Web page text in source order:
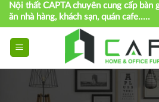
Skip
content
Nội thất CAPTA chuyên cung cấp bàn
ăn nhà hàng, khách sạn, quán cafe.....